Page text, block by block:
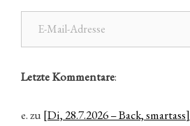
E-Mail-Adresse
Letzte Kommentare:
e.zu [Di, 28.7.2026 – Back, smartass]